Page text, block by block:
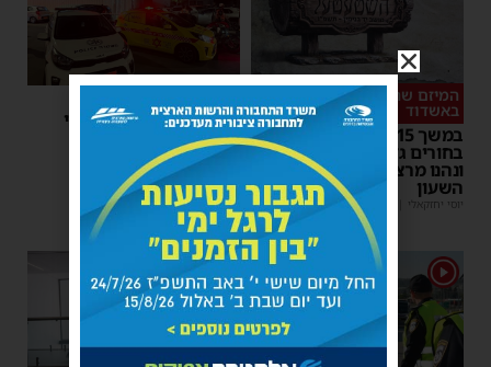
המיזם שהפך לשיחת היום
באשדוד
במשך 15 שעות: אלפי
בחורים גדשו את 'השטעטל'
ונהנו מרצף חוויות סביב
השעון
יוסי יחזקאלי |
06:59
ניסיון חיסול באשדוד: ירי
לעבר עבריין מוכר –
המשטרה פתחה במצוד
06:54 | 1 תגובות